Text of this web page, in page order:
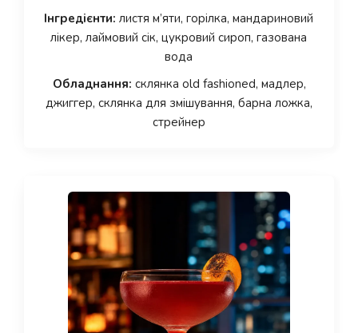
Інгредієнти: листя м’яти, горілка, мандариновий
лікер, лаймовий сік, цукровий сироп, газована
вода
Обладнання: склянка old fashioned, мадлер,
джиггер, склянка для змішування, барна ложка,
стрейнер